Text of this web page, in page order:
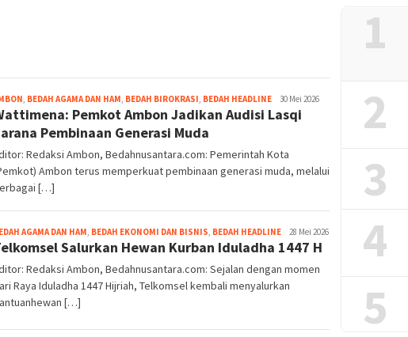
, BEDAH AGAMA DAN HAM, BEDAH BIROKRASI, BEDAH HEADLINEGrace
Pello
30 Mei 2026
Pemkot Ambon Jadikan Audisi Lasqi
Pembinaan Generasi Muda
Redaksi Ambon, Bedahnusantara.com: Pemerintah Kota
Ambon terus memperkuat pembinaan generasi muda, melalui
[…]
AGAMA DAN HAM, BEDAH EKONOMI DAN BISNIS, BEDAH HEADLINEGrace
Pello
28 Mei 2026
Salurkan Hewan Kurban Iduladha 1447 H
Redaksi Ambon, Bedahnusantara.com: Sejalan dengan momen
Raya Iduladha 1447 Hijriah, Telkomsel kembali menyalurkan
[…]
1
2
3
4
5